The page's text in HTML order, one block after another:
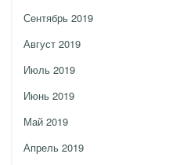
Сентябрь 2019
Август 2019
Июль 2019
Июнь 2019
Май 2019
Апрель 2019